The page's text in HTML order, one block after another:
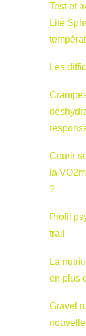
Test et
Lite
Les
Courir
la
?
Profil
trail
La
en plus
Gravel